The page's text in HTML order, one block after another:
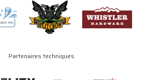
Partenaires techniques